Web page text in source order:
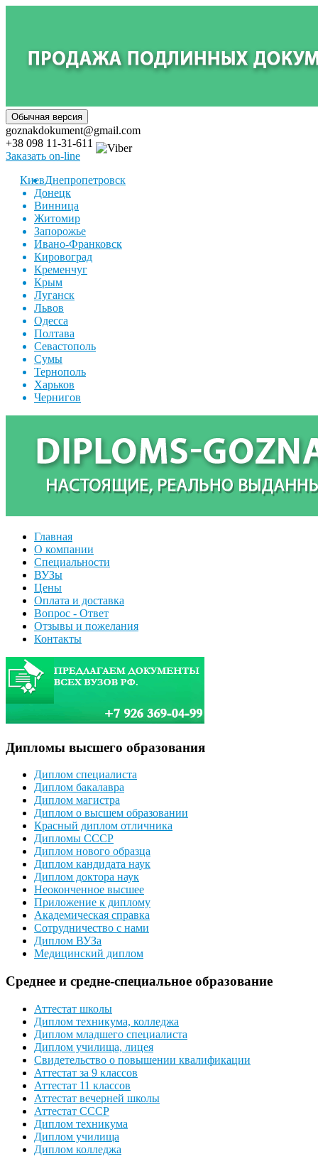
goznakdokument@gmail.com
+38 098 11-31-611
Заказать on-line
КиевДнепропетровск
Донецк
Винница
Житомир
Запорожье
Ивано-Франковск
Кировоград
Кременчуг
Крым
Луганск
Львов
Одесса
Полтава
Севастополь
Сумы
Тернополь
Харьков
Чернигов
Главная
О компании
Специальности
ВУЗы
Цены
Оплата и доставка
Вопрос - Ответ
Отзывы и пожелания
Контакты
Дипломы высшего образования
Диплом специалиста
Диплом бакалавра
Диплом магистра
Диплом о высшем образовании
Красный диплом отличника
Дипломы СССР
Диплом нового образца
Диплом кандидата наук
Диплом доктора наук
Неоконченное высшее
Приложение к диплому
Академическая справка
Сотрудничество с нами
Диплом ВУЗа
Медицинский диплом
Среднее и средне-специальное образование
Аттестат школы
Диплом техникума, колледжа
Диплом младшего специалиста
Диплом училища, лицея
Свидетельство о повышении квалификации
Аттестат за 9 классов
Аттестат 11 классов
Аттестат вечерней школы
Аттестат СССР
Диплом техникума
Диплом училища
Диплом колледжа